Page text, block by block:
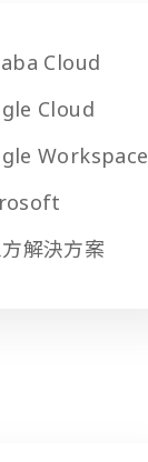
Cloud
Cloud
Workspace
解決方案